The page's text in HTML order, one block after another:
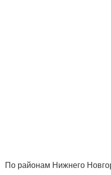
По районам Нижнего